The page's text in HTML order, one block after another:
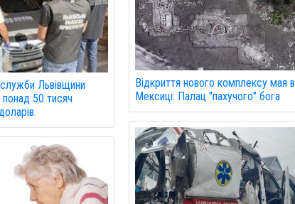
Львівщини
понад 50 тисяч
Відкриття нового комплексу мая в
Мексиці: Палац "пахучого" бога